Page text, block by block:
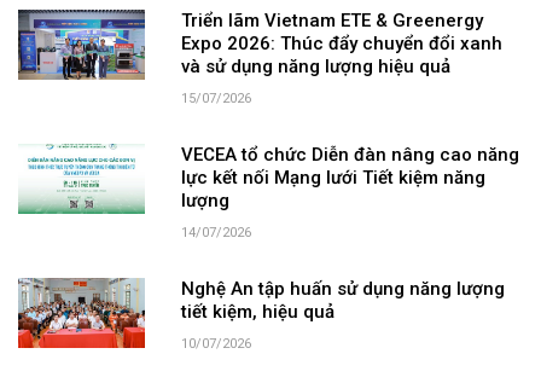
Triển lãm Vietnam ETE & Greenergy
Expo 2026: Thúc đẩy chuyển đổi xanh
và sử dụng năng lượng hiệu quả
15/07/2026
VECEA tổ chức Diễn đàn nâng cao năng
lực kết nối Mạng lưới Tiết kiệm năng
lượng
14/07/2026
Nghệ An tập huấn sử dụng năng lượng
tiết kiệm, hiệu quả
10/07/2026